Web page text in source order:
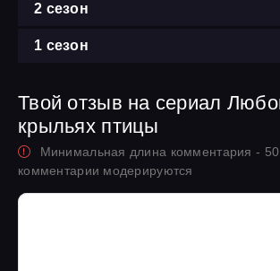
2 сезон
1 сезон
Твой отзыв на сериал
крыльях птицы
Минимальная длина комментария - 50
комментарии модерируются